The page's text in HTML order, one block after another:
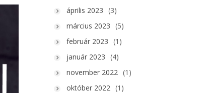
április 2023 (3)
március 2023 (5)
február 2023 (1)
január 2023 (4)
november 2022 (1)
október 2022 (1)